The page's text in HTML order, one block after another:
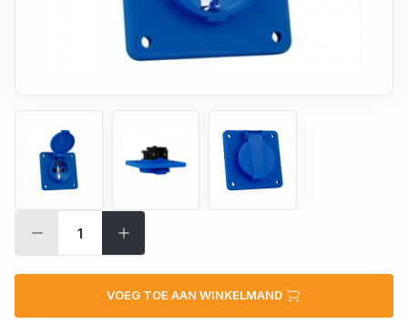
VOEG TOE AAN WINKELMAND